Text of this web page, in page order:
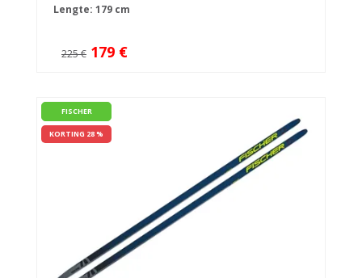
Lengte: 179 cm
225 € 179 €
FISCHER
KORTING 28 %